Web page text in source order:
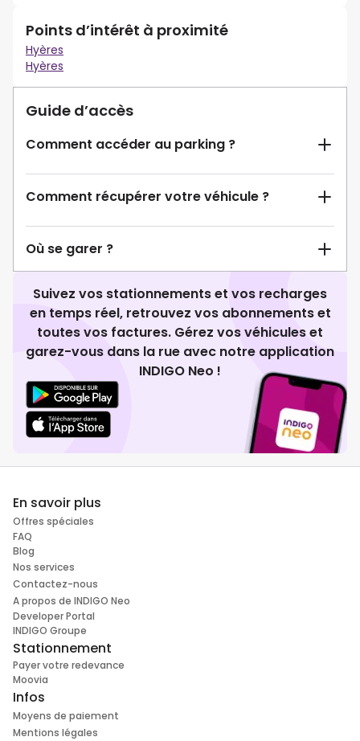
Points d’intérêt à proximité
Hyères
Hyères
Guide d’accès
Comment accéder au parking ?
Comment récupérer votre véhicule ?
Où se garer ?
Suivez vos stationnements et vos recharges
en temps réel, retrouvez vos abonnements et
toutes vos factures. Gérez vos véhicules et
garez-vous dans la rue avec notre application
INDIGO Neo !
En savoir plus
Offres spéciales
FAQ
Blog
Nos services
Contactez-nous
A propos de INDIGO Neo
Developer Portal
INDIGO Groupe
Stationnement
Payer votre redevance
Moovia
Infos
Moyens de paiement
Mentions légales